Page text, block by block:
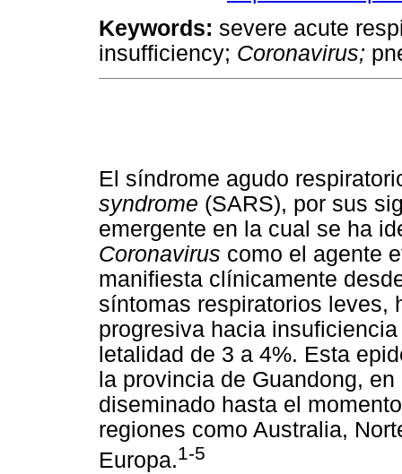
Keywords: severe acute
insufficiency; Coronavirus;
El síndrome agudo
syndrome (SARS), por sus
emergente en la cual se ha
Coronavirus como el agente
manifiesta clínicamente
síntomas respiratorios leves,
progresiva hacia
letalidad de 3 a 4%. Esta
la provincia de Guandong,
diseminado hasta el
regiones como Australia,
Europa.1-5